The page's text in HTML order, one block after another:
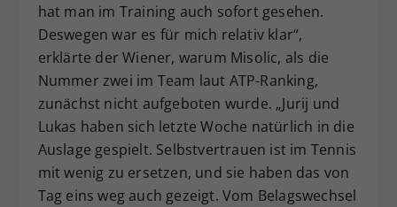
hat man im Training auch sofort gesehen.
Deswegen war es für mich relativ klar“,
erklärte der Wiener, warum Misolic, als die
Nummer zwei im Team laut ATP-Ranking,
zunächst nicht aufgeboten wurde. „Jurij und
Lukas haben sich letzte Woche natürlich in die
Auslage gespielt. Selbstvertrauen ist im Tennis
mit wenig zu ersetzen, und sie haben das von
Tag eins weg auch gezeigt. Vom Belagswechsel